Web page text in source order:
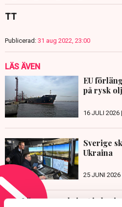
TT
Publicerad: 31 aug 2022, 23:00
LÄS ÄVEN
EU
på rysk
16 JULI 2026 |
Sverige
Ukraina
25 JUNI 2026
Läs mer om kriget i ukraina